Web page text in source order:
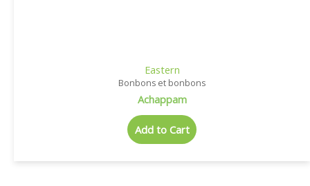
Eastern
Bonbons et bonbons
Achappam
Add to Cart